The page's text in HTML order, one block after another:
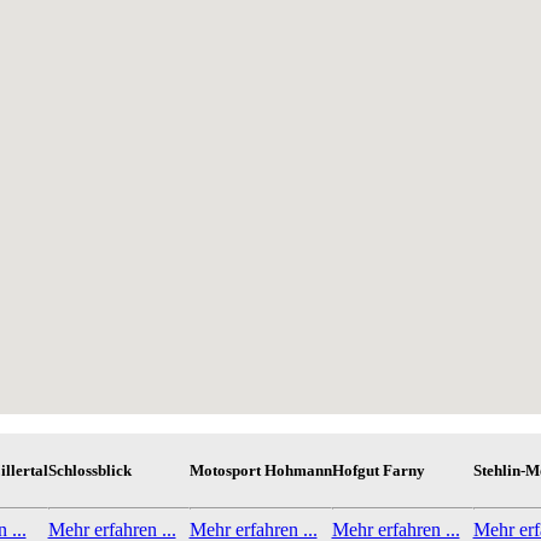
...
Schlossblick
Mehr erfahren ...
Motosport Hohmann
Mehr erfahren ...
Hofgut Farny
Mehr erfahren ...
Stehlin-
Mehr